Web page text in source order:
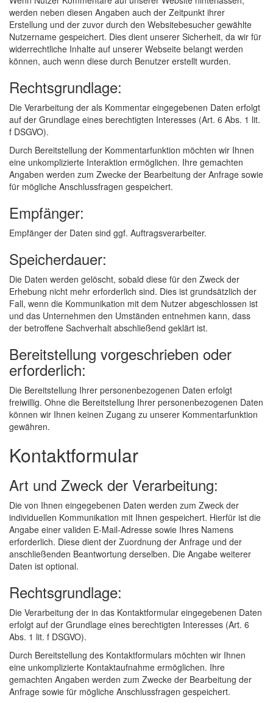
werden neben diesen Angaben auch der Zeitpunkt ihrer
Erstellung und der zuvor durch den Websitebesucher gewählte
Nutzername gespeichert. Dies dient unserer Sicherheit, da wir für
widerrechtliche Inhalte auf unserer Webseite belangt werden
können, auch wenn diese durch Benutzer erstellt wurden.
Rechtsgrundlage:
Die Verarbeitung der als Kommentar eingegebenen Daten erfolgt
auf der Grundlage eines berechtigten Interesses (Art. 6 Abs. 1 lit.
f DSGVO).
Durch Bereitstellung der Kommentarfunktion möchten wir Ihnen
eine unkomplizierte Interaktion ermöglichen. Ihre gemachten
Angaben werden zum Zwecke der Bearbeitung der Anfrage sowie
für mögliche Anschlussfragen gespeichert.
Empfänger:
Empfänger der Daten sind ggf. Auftragsverarbeiter.
Speicherdauer:
Die Daten werden gelöscht, sobald diese für den Zweck der
Erhebung nicht mehr erforderlich sind. Dies ist grundsätzlich der
Fall, wenn die Kommunikation mit dem Nutzer abgeschlossen ist
und das Unternehmen den Umständen entnehmen kann, dass
der betroffene Sachverhalt abschließend geklärt ist.
Bereitstellung vorgeschrieben oder
erforderlich:
Die Bereitstellung Ihrer personenbezogenen Daten erfolgt
freiwillig. Ohne die Bereitstellung Ihrer personenbezogenen Daten
können wir Ihnen keinen Zugang zu unserer Kommentarfunktion
gewähren.
Kontaktformular
Art und Zweck der Verarbeitung:
Die von Ihnen eingegebenen Daten werden zum Zweck der
individuellen Kommunikation mit Ihnen gespeichert. Hierfür ist die
Angabe einer validen E-Mail-Adresse sowie Ihres Namens
erforderlich. Diese dient der Zuordnung der Anfrage und der
anschließenden Beantwortung derselben. Die Angabe weiterer
Daten ist optional.
Rechtsgrundlage:
Die Verarbeitung der in das Kontaktformular eingegebenen Daten
erfolgt auf der Grundlage eines berechtigten Interesses (Art. 6
Abs. 1 lit. f DSGVO).
Durch Bereitstellung des Kontaktformulars möchten wir Ihnen
eine unkomplizierte Kontaktaufnahme ermöglichen. Ihre
gemachten Angaben werden zum Zwecke der Bearbeitung der
Anfrage sowie für mögliche Anschlussfragen gespeichert.